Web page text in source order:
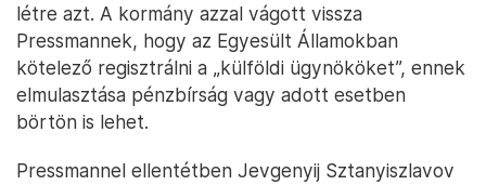
létre azt. A kormány azzal vágott vissza
Pressmannek, hogy az Egyesült Államokban
kötelező regisztrálni a „külföldi ügynököket”, ennek
elmulasztása pénzbírság vagy adott esetben
börtön is lehet.
Pressmannel ellentétben Jevgenyij Sztanyiszlavov